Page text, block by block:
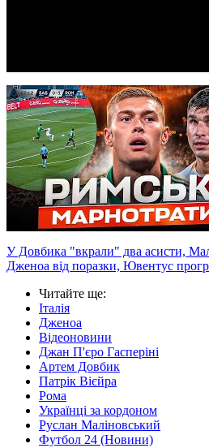
У Довбика "вкрали" два асисти,
Дженоа від поразки, Ювентус
Читайте ще:
Італія
Дженоа
Відеоновини
Джан П'єро Гасперіні
Артем Довбик
Патрік Вієйра
Рома
Українці за кордоном
Руслан Маліновський
Футбол 24 (Новини)